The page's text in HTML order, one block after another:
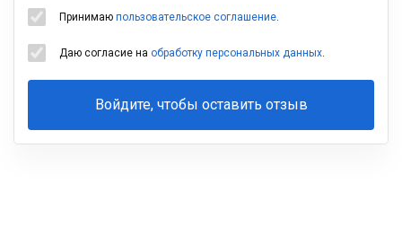
Принимаю пользовательское соглашение.
Даю согласие на обработку персональных данных.
Войдите, чтобы оставить отзыв
Ваша